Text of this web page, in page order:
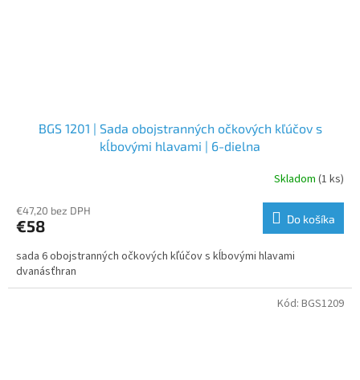
BGS 1201 | Sada obojstranných očkových kľúčov s
kĺbovými hlavami | 6-dielna
Skladom (1 ks)
€47,20 bez DPH
€58 Do košíka
sada 6 obojstranných očkových kľúčov s kĺbovými hlavami
dvanásťhran
Kód: BGS1209